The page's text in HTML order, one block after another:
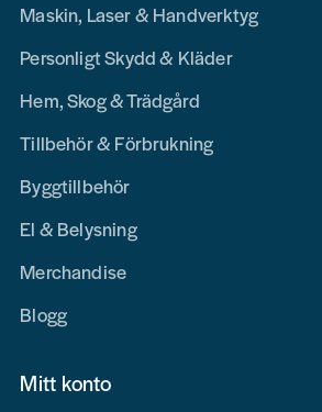
Maskin, Laser & Handverktyg
Personligt Skydd & Kläder
Hem, Skog & Trädgård
Tillbehör & Förbrukning
Byggtillbehör
El & Belysning
Merchandise
Blogg
Mitt konto